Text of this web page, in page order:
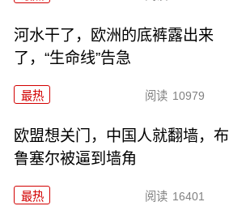
河水干了，欧洲的底裤露出来
了，“生命线”告急
最热 阅读 10979
欧盟想关门，中国人就翻墙，布
鲁塞尔被逼到墙角
最热 阅读 16401